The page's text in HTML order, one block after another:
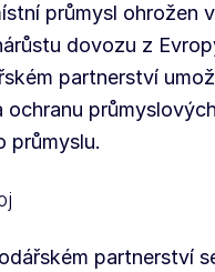
průmysl ohrožen
dovozu z
partnerství
ochranu
průmyslu.
partnerství